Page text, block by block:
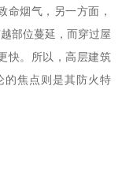
命烟气，另一方面，
部位蔓延，而穿过屋
快。所以，高层建筑
的焦点则是其防火特